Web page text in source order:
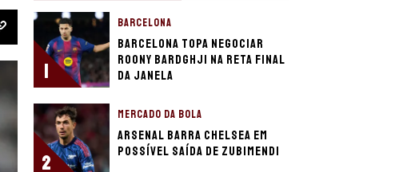
1
BARCELONA
Barcelona topa negociar
Roony Bardghji na reta final
da janela
2
MERCADO DA BOLA
Arsenal barra Chelsea em
possível saída de Zubimendi